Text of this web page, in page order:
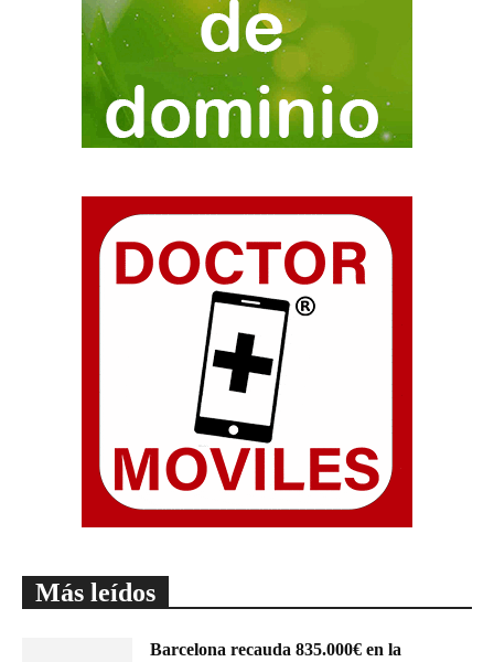
Más leídos
Barcelona recauda 835.000€ en la